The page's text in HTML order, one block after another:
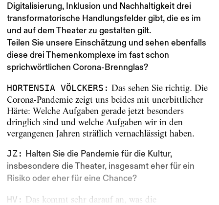
Digitalisierung, Inklusion und Nachhaltigkeit drei
transformatorische Handlungsfelder gibt, die es im
und auf dem Theater zu gestalten gilt.
Teilen Sie unsere Einschätzung und sehen ebenfalls
diese drei Themenkomplexe im fast schon
sprichwörtlichen Corona-Brennglas?
HORTENSIA VÖLCKERS: Das sehen Sie richtig. Die
Corona-Pandemie zeigt uns beides mit unerbittlicher
Härte: Welche Aufgaben gerade jetzt besonders
dringlich sind und welche Aufgaben wir in den
vergangenen Jahren sträflich vernachlässigt haben.
JZ: Halten Sie die Pandemie für die Kultur,
insbesondere die Theater, insgesamt eher für ein
Risiko oder eher für eine Chance?
HV: Das kommt sehr darauf an, was die